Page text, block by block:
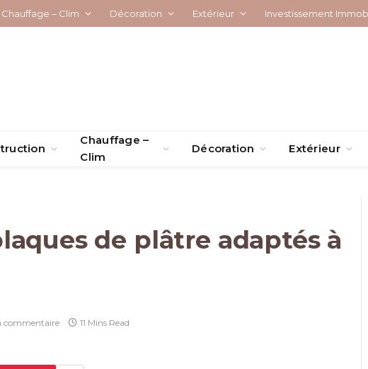
Chauffage – Clim Décoration Extérieur Investissement
Chauffage –
Clim
Décoration Extérieur
de plâtre adaptés à
commentaire 11 Mins Read